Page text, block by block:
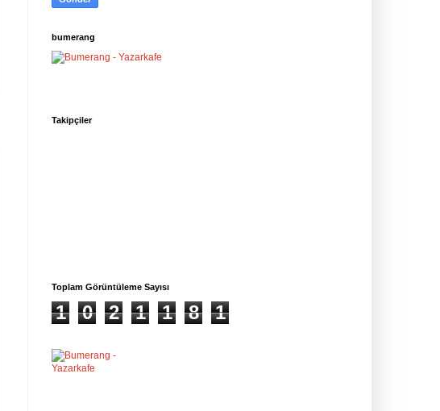
bumerang
Takipçiler
Toplam Görüntüleme Sayısı
1 0 2 1 1 8 1